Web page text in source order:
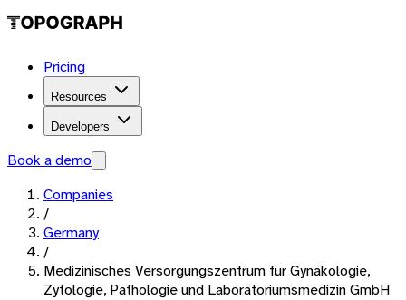
Pricing
Resources
Developers
Book a demo
Companies
/
Germany
/
Medizinisches Versorgungszentrum für Gynäkologie,
Zytologie, Pathologie und Laboratoriumsmedizin GmbH